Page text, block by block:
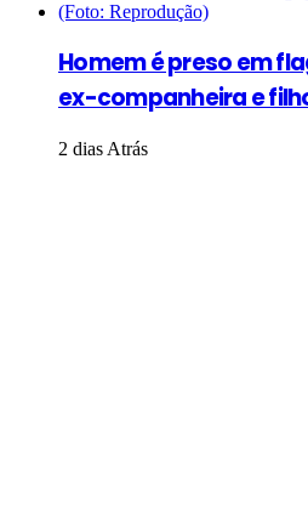
Homem é preso em
ex-companheira e
2 dias Atrás